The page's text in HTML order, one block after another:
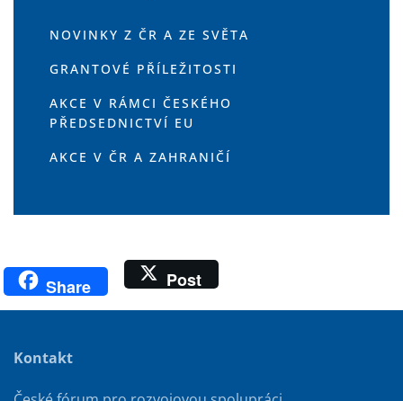
NOVINKY Z ČR A ZE SVĚTA
GRANTOVÉ PŘÍLEŽITOSTI
AKCE V RÁMCI ČESKÉHO
PŘEDSEDNICTVÍ EU
AKCE V ČR A ZAHRANIČÍ
Share Post
Kontakt